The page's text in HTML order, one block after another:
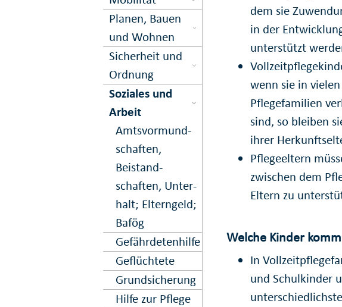
Planen, Bauen
und Wohnen
Sicher­heit und
Ord­nung
Soziales und
Arbeit
Amts­vormund­
schaften,
Beistand­
schaften, Unter­
halt; Eltern­geld;
Bafög
Gefährdeten­hilfe
Geflüchtete
Grund­sicherung
Hilfe zur Pflege
dem sie
in der
unterstützt
wenn sie in
Pflegefamilien
sind, so bleiben
ihrer
Pflegeeltern
zwischen dem
Eltern zu
Welche Kinder
In
und Schulkinder